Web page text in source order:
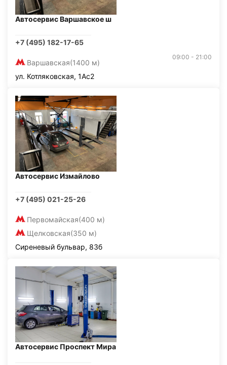
Автосервис Варшавское ш
+7 (495) 182-17-65
Варшавская(1400 м)
09:00 - 21:00
ул. Котляковская, 1Ас2
Автосервис Измайлово
+7 (495) 021-25-26
Первомайская(400 м)
Щелковская(350 м)
Сиреневый бульвар, 83б
Автосервис Проспект Мира